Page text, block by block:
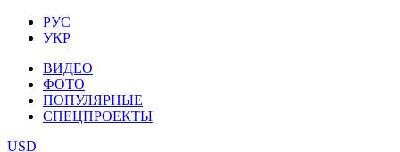
РУС
УКР
ВИДЕО
ФОТО
ПОПУЛЯРНЫЕ
СПЕЦПРОЕКТЫ
USD